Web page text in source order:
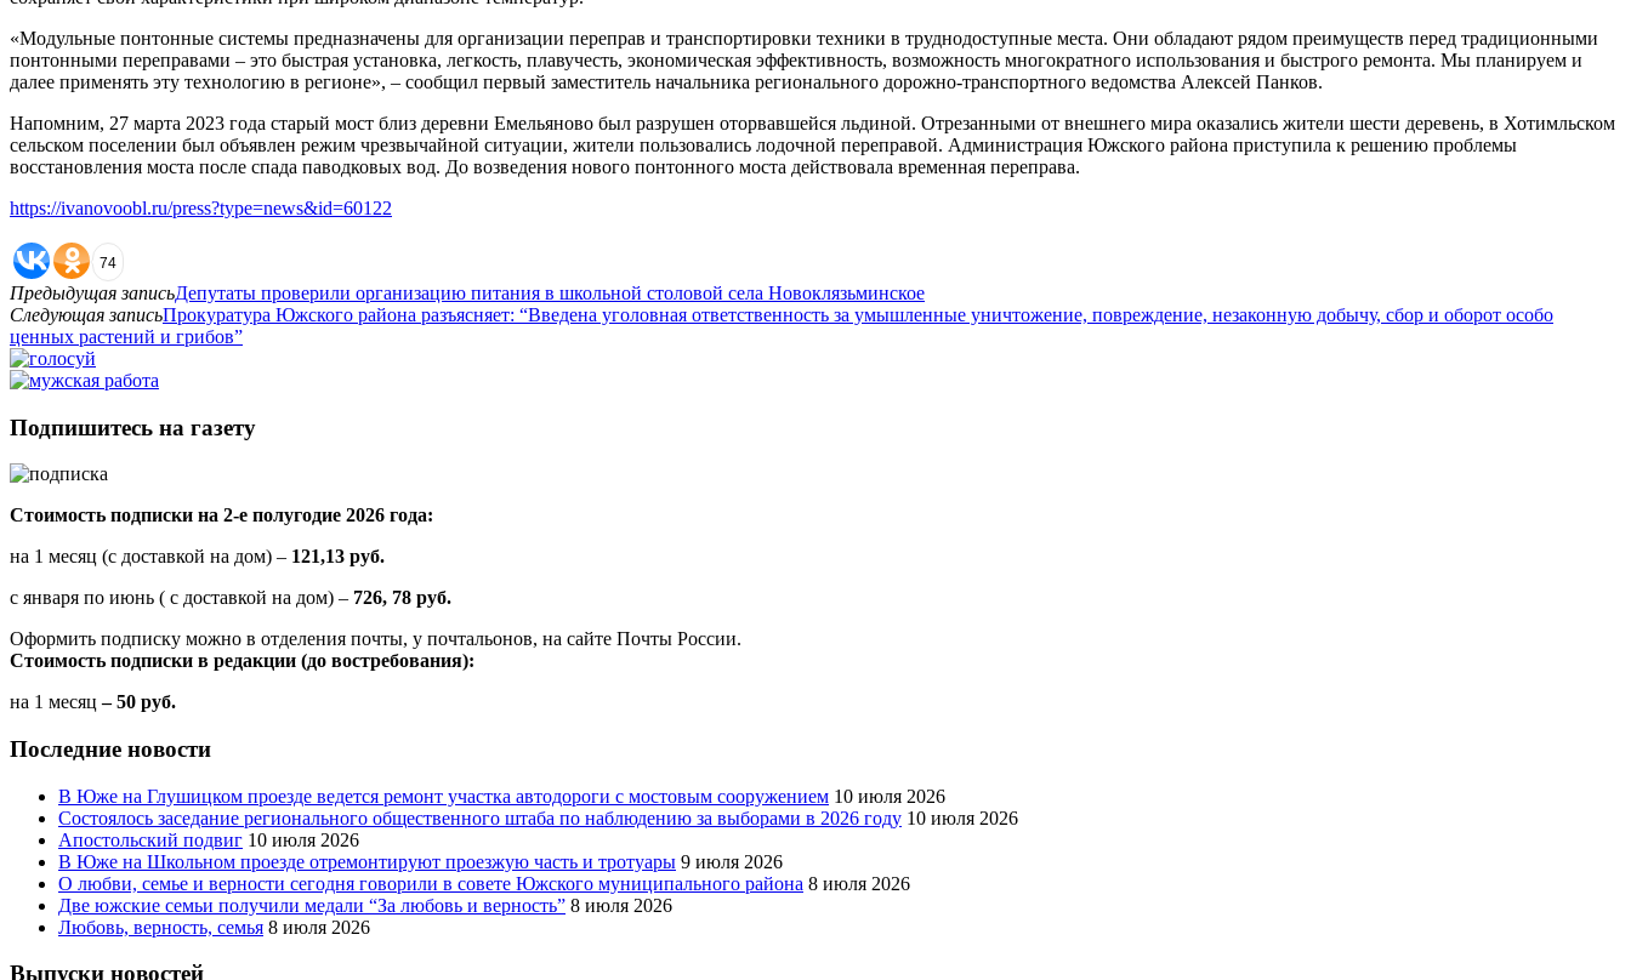
«Модульные понтонные системы предназначены для организации переправ и транспортировки техники в труднодоступные места. Они обладают рядом преимуществ перед традиционными
понтонными переправами – это быстрая установка, легкость, плавучесть, экономическая эффективность, возможность многократного использования и быстрого ремонта. Мы планируем и
далее применять эту технологию в регионе», – сообщил первый заместитель начальника регионального дорожно-транспортного ведомства Алексей Панков.
Напомним, 27 марта 2023 года старый мост близ деревни Емельяново был разрушен оторвавшейся льдиной. Отрезанными от внешнего мира оказались жители шести деревень, в Хотимльском
сельском поселении был объявлен режим чрезвычайной ситуации, жители пользовались лодочной переправой. Администрация Южского района приступила к решению проблемы
восстановления моста после спада паводковых вод. До возведения нового понтонного моста действовала временная переправа.
https://ivanovoobl.ru/press?type=news&id=60122
74
Предыдущая записьДепутаты проверили организацию питания в школьной столовой села Новоклязьминское
Следующая записьПрокуратура Южского района разъясняет: “Введена уголовная ответственность за умышленные уничтожение, повреждение, незаконную добычу, сбор и оборот особо
ценных растений и грибов”
Подпишитесь на газету
Стоимость подписки на 2-е полугодие 2026 года:
на 1 месяц (с доставкой на дом) – 121,13 руб.
с января по июнь ( с доставкой на дом) – 726, 78 руб.
Оформить подписку можно в отделения почты, у почтальонов, на сайте Почты России.
Стоимость подписки в редакции (до востребования):
на 1 месяц – 50 руб.
Последние новости
В Юже на Глушицком проезде ведется ремонт участка автодороги с мостовым сооружением 10 июля 2026
Состоялось заседание регионального общественного штаба по наблюдению за выборами в 2026 году 10 июля 2026
Апостольский подвиг 10 июля 2026
В Юже на Школьном проезде отремонтируют проезжую часть и тротуары 9 июля 2026
О любви, семье и верности сегодня говорили в совете Южского муниципального района 8 июля 2026
Две южские семьи получили медали “За любовь и верность” 8 июля 2026
Любовь, верность, семья 8 июля 2026
Выпуски новостей